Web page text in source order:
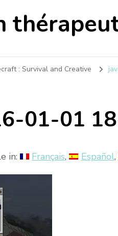
: Survival and Creative
01-01
in: Français Español